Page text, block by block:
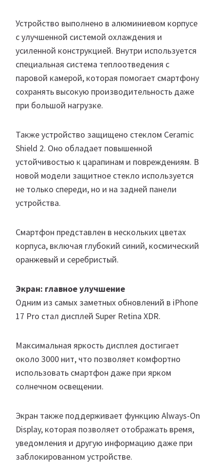
Устройство выполнено в алюминиевом корпусе
с улучшенной системой охлаждения и
усиленной конструкцией. Внутри используется
специальная система теплоотведения с
паровой камерой, которая помогает смартфону
сохранять высокую производительность даже
при большой нагрузке.
Также устройство защищено стеклом Ceramic
Shield 2. Оно обладает повышенной
устойчивостью к царапинам и повреждениям. В
новой модели защитное стекло используется
не только спереди, но и на задней панели
устройства.
Смартфон представлен в нескольких цветах
корпуса, включая глубокий синий, космический
оранжевый и серебристый.
Экран: главное улучшение
Одним из самых заметных обновлений в iPhone
17 Pro стал дисплей Super Retina XDR.
Максимальная яркость дисплея достигает
около 3000 нит, что позволяет комфортно
использовать смартфон даже при ярком
солнечном освещении.
Экран также поддерживает функцию Always-On
Display, которая позволяет отображать время,
уведомления и другую информацию даже при
заблокированном устройстве.